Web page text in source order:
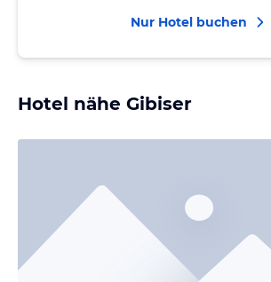
Nur Hotel buchen
Hotel nähe Gibiser